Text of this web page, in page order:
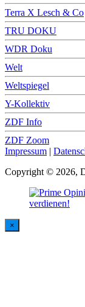
Terra X Lesch & Co
TRU DOKU
WDR Doku
Welt
Weltspiegel
Y-Kollektiv
ZDF Info
ZDF Zoom
Impressum |
Copyright © 2026,
×